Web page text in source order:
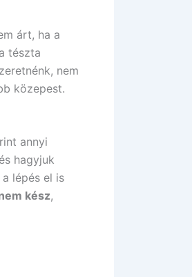
árt, ha a
tészta
nem
közepest.
annyi
és hagyjuk
a lépés el is
kész,